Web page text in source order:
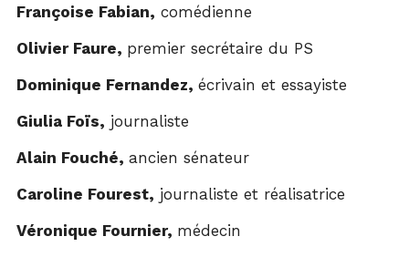
Françoise Fabian, comédienne
Olivier Faure, premier secrétaire du PS
Dominique Fernandez, écrivain et essayiste
Giulia Foïs, journaliste
Alain Fouché, ancien sénateur
Caroline Fourest, journaliste et réalisatrice
Véronique Fournier, médecin